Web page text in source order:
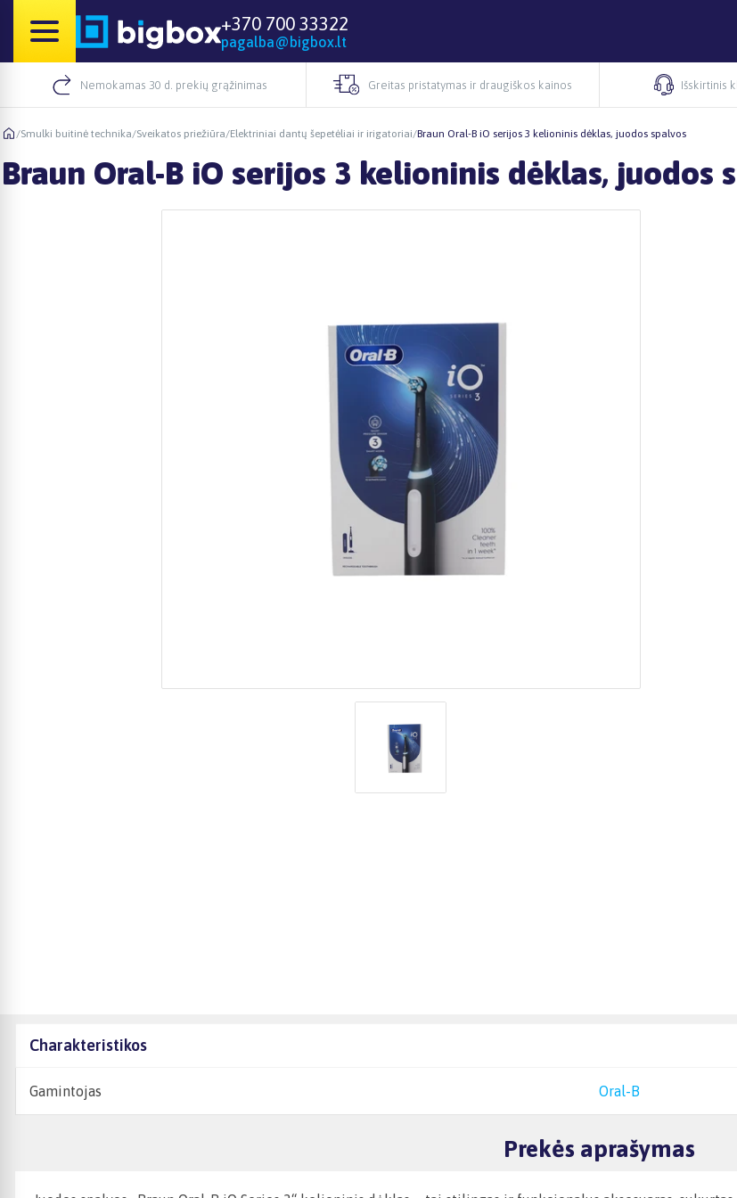
+370 700 33322
pagalba@bigbox.lt
Nemokamas 30 d. prekių grąžinimas Greitas pristatymas ir draugiškos kainos Išskirtinis
/Smulki buitinė technika/Sveikatos priežiūra/Elektriniai dantų šepetėliai ir irigatoriai/Braun Oral-B iO serijos 3 kelioninis dėklas, juodos spalvos
Braun Oral-B iO serijos 3 kelioninis dėklas, juodos
Charakteristikos
Gamintojas Oral-B
Prekės aprašymas